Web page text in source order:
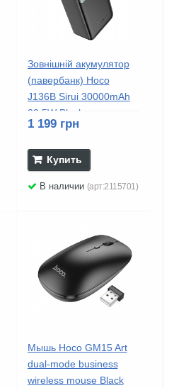
Зовнішній акумулятор
(павербанк) Hoco
J136B Sirui 30000mAh
22.5W Black
1 199 грн
Купить
В наличии (арт:2115701)
Мышь Hoco GM15 Art
dual-mode business
wireless mouse Black